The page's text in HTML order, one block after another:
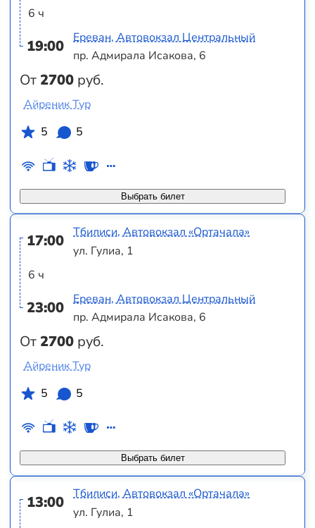
6 ч
19:00
От2700 руб.
Ереван, Автовокзал Центральный
пр. Адмирала Исакова, 6
Выбрать билет
Айреник Тур
5
5
17:00
6 ч
23:00
От2700 руб.
Тбилиси, Автовокзал «Ортачала»
ул. Гулиа, 1
Ереван, Автовокзал Центральный
пр. Адмирала Исакова, 6
Выбрать билет
Айреник Тур
5
5
13:00
Тбилиси, Автовокзал «Ортачала»
ул. Гулиа, 1